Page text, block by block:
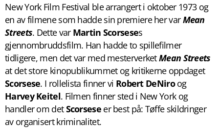
New York Film Festival ble arrangert i oktober 1973 og
en av filmene som hadde sin premiere her varMean
Streets. Dette var Martin Scorseses
gjennombruddsfilm. Han hadde to spillefilmer
tidligere, men det var med mesterverketMean Streets
at det store kinopublikummet og kritikerne oppdaget
Scorsese. I rollelista finner vi Robert DeNiroog
Harvey Keitel. Filmen finner sted i New York og
handler om detScorseseer best på: Tøffe skildringer
av organisert kriminalitet.